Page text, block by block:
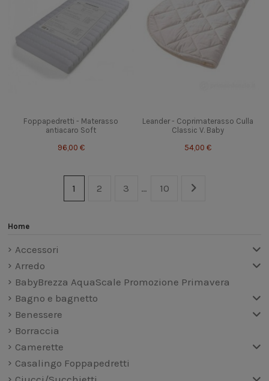
Foppapedretti - Materasso
antiacaro Soft
96,00 €
Leander - Coprimaterasso Culla
Classic V. Baby
54,00 €
1 2 3 … 10
Home
Accessori
Arredo
BabyBrezza AquaScale Promozione Primavera
Bagno e bagnetto
Benessere
Borraccia
Camerette
Casalingo Foppapedretti